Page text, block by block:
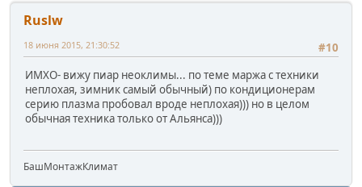
Ruslw
#10
18 июня 2015, 21:30:52
ИМХО- вижу пиар неоклимы... по теме маржа с техники
неплохая, зимник самый обычный) по кондиционерам
серию плазма пробовал вроде неплохая))) но в целом
обычная техника только от Альянса)))
БашМонтажКлимат